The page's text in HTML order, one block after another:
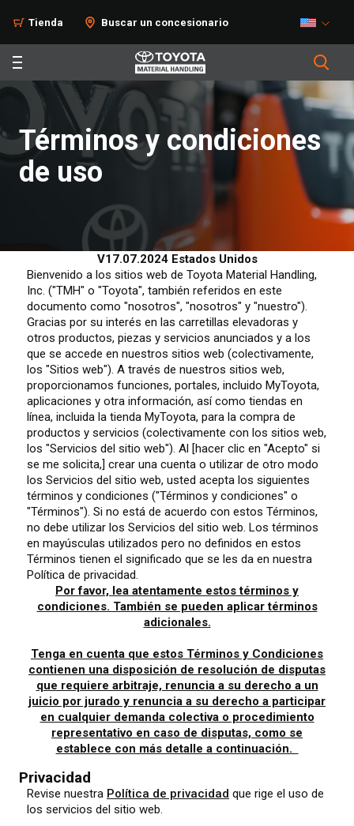
Tienda Buscar un concesionario
Términos y condiciones
de uso
V17.07.2024 Estados Unidos
Bienvenido a los sitios web de Toyota Material Handling,
Inc. ("TMH" o "Toyota", también referidos en este
documento como "nosotros", "nosotros" y "nuestro").
Gracias por su interés en las carretillas elevadoras y
otros productos, piezas y servicios anunciados y a los
que se accede en nuestros sitios web (colectivamente,
los "Sitios web"). A través de nuestros sitios web,
proporcionamos funciones, portales, incluido MyToyota,
aplicaciones y otra información, así como tiendas en
línea, incluida la tienda MyToyota, para la compra de
productos y servicios (colectivamente con los sitios web,
los "Servicios del sitio web"). Al [hacer clic en "Acepto" si
se me solicita,] crear una cuenta o utilizar de otro modo
los Servicios del sitio web, usted acepta los siguientes
términos y condiciones ("Términos y condiciones" o
"Términos"). Si no está de acuerdo con estos Términos,
no debe utilizar los Servicios del sitio web. Los términos
en mayúsculas utilizados pero no definidos en estos
Términos tienen el significado que se les da en nuestra
Política de privacidad.
Por favor, lea atentamente estos términos y
condiciones. También se pueden aplicar términos
adicionales.
Tenga en cuenta que estos Términos y Condiciones
contienen una disposición de resolución de disputas
que requiere arbitraje, renuncia a su derecho a un
juicio por jurado y renuncia a su derecho a participar
en cualquier demanda colectiva o procedimiento
representativo en caso de disputas, como se
establece con más detalle a continuación.
Privacidad
Revise nuestra Política de privacidad que rige el uso de
los servicios del sitio web.